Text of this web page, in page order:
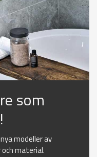
som
modeller av
material.